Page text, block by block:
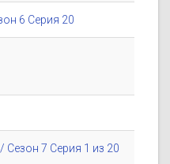
6 Серия 20
Сезон 7 Серия 1 из 20